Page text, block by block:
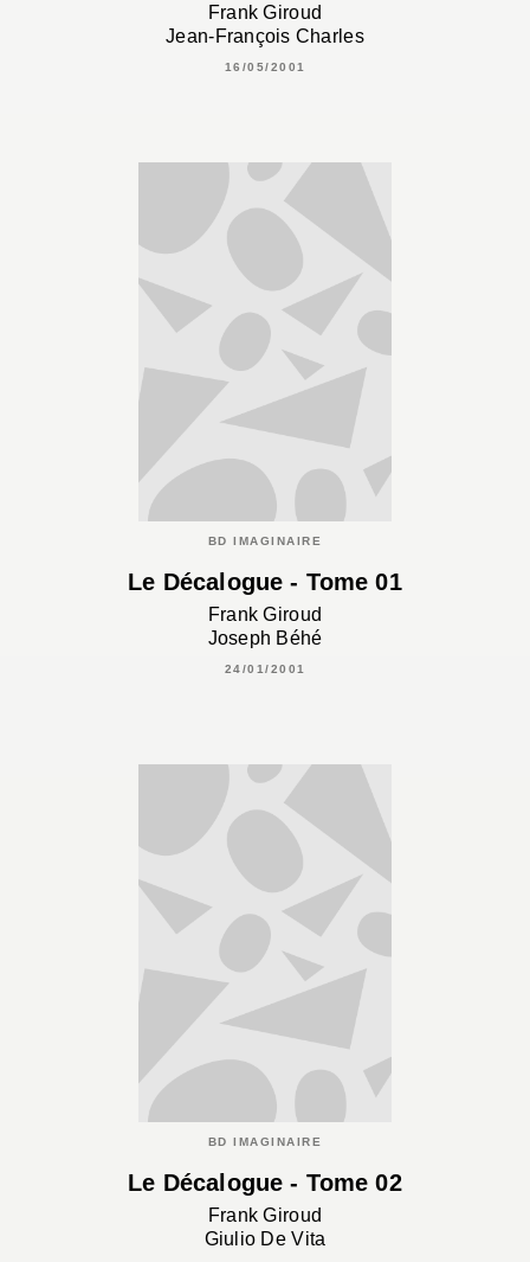
Frank Giroud
Jean-François Charles
16/05/2001
BD IMAGINAIRE
Le Décalogue - Tome 01
Frank Giroud
Joseph Béhé
24/01/2001
BD IMAGINAIRE
Le Décalogue - Tome 02
Frank Giroud
Giulio De Vita